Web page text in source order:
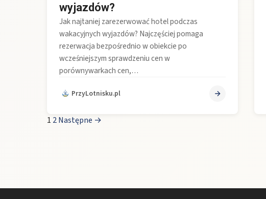
wyjazdów?
Jak najtaniej zarezerwować hotel podczas
wakacyjnych wyjazdów? Najczęściej pomaga
rezerwacja bezpośrednio w obiekcie po
wcześniejszym sprawdzeniu cen w
porównywarkach cen,…
PrzyLotnisku.pl
1 2Następne →